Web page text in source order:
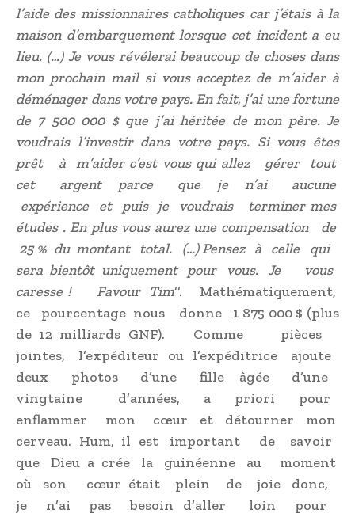
l’aide des missionnaires catholiques car j’étais à la
maison d’embarquement lorsque cet incident a eu
lieu. (…) Je vous révélerai beaucoup de choses dans
mon prochain mail si vous acceptez de m’aider à
déménager dans votre pays. En fait, j’ai une fortune
de 7 500 000 $ que j’ai héritée de mon père. Je
voudrais l’investir dans votre pays. Si vous êtes
prêt à m’aider c’est vous qui allez gérer tout
cet argent parce que je n’ai aucune
expérience et puis je voudrais terminer mes
études . En plus vous aurez une compensation de
25 % du montant total. (…) Pensez à celle qui
sera bientôt uniquement pour vous. Je vous
caresse ! Favour Tim’’. Mathématiquement,
ce pourcentage nous donne 1 875 000 $ (plus
de 12 milliards GNF). Comme pièces
jointes, l’expéditeur ou l’expéditrice ajoute
deux photos d’une fille âgée d’une
vingtaine d’années, a priori pour
enflammer mon cœur et détourner mon
cerveau. Hum, il est important de savoir
que Dieu a crée la guinéenne au moment
où son cœur était plein de joie donc,
je n’ai pas besoin d’aller loin pour